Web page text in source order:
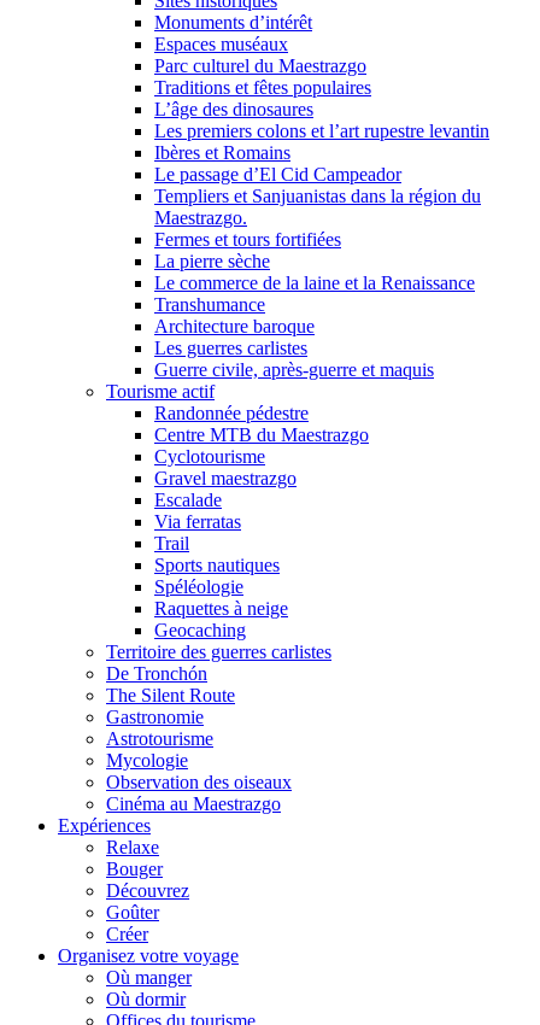
Monuments d’intérêt
Espaces muséaux
Parc culturel du Maestrazgo
Traditions et fêtes populaires
L’âge des dinosaures
Les premiers colons et l’art rupestre levantin
Ibères et Romains
Le passage d’El Cid Campeador
Templiers et Sanjuanistas dans la région du
Maestrazgo.
Fermes et tours fortifiées
La pierre sèche
Le commerce de la laine et la Renaissance
Transhumance
Architecture baroque
Les guerres carlistes
Guerre civile, après-guerre et maquis
Tourisme actif
Randonnée pédestre
Centre MTB du Maestrazgo
Cyclotourisme
Gravel maestrazgo
Escalade
Via ferratas
Trail
Sports nautiques
Spéléologie
Raquettes à neige
Geocaching
Territoire des guerres carlistes
De Tronchón
The Silent Route
Gastronomie
Astrotourisme
Mycologie
Observation des oiseaux
Cinéma au Maestrazgo
Expériences
Relaxe
Bouger
Découvrez
Goûter
Créer
Organisez votre voyage
Où manger
Où dormir
Offices du tourisme